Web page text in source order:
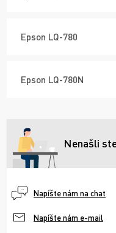
Epson LQ-780
Epson LQ-780N
Nenašli
Napíšte nám na chat
Napíšte nám e-mail